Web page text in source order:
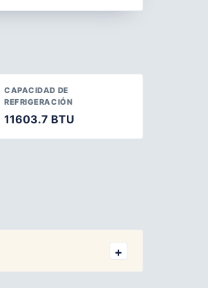
CAPACIDAD DE
REFRIGERACIÓN
11603.7 BTU